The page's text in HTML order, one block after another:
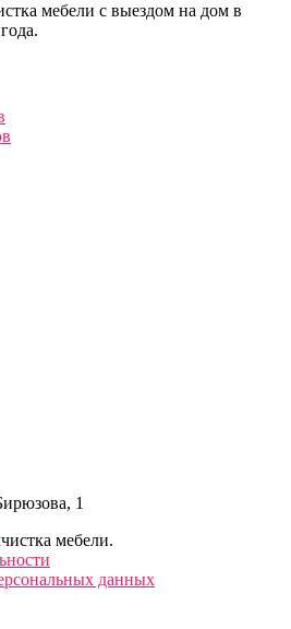
мебели с выездом на дом в
1
мебели.
данных